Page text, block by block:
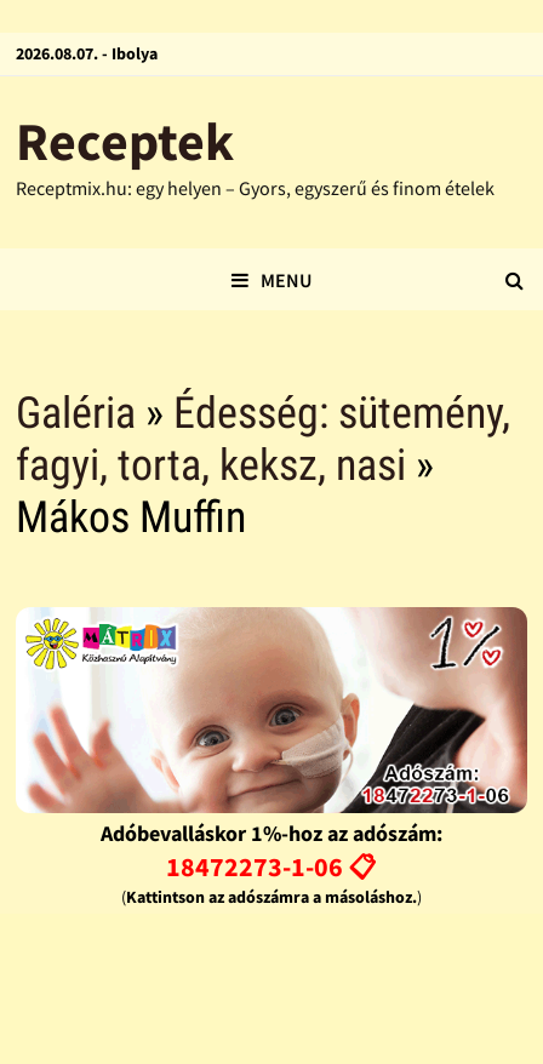
2026.08.07. - Ibolya
Receptek
Receptmix.hu: egy helyen – Gyors, egyszerű és finom ételek
MENU
Galéria » Édesség: sütemény,
fagyi, torta, keksz, nasi »
Mákos Muffin
Adóbevalláskor 1%-hoz az adószám:
18472273-1-06 📋
(Kattintson az adószámra a másoláshoz.)